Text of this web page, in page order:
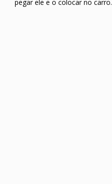
pegar ele e o colocar no carro.